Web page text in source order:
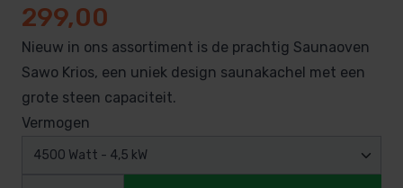
299,00
Nieuw in ons assortiment is de prachtig Saunaoven
Sawo Krios, een uniek design saunakachel met een
grote steen capaciteit.
Vermogen
4500 Watt - 4,5 kW